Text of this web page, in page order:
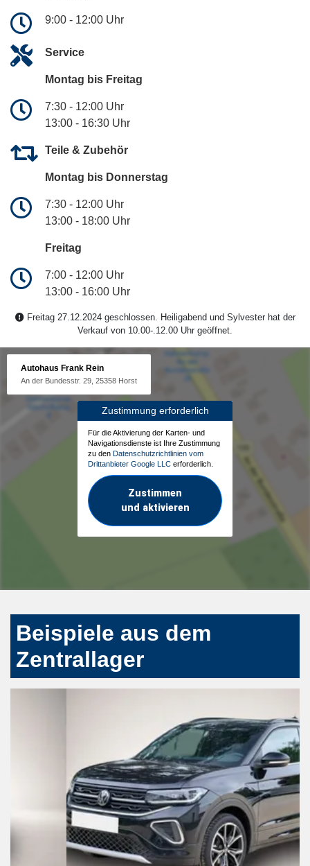
9:00 - 12:00 Uhr
Service
Montag bis Freitag
7:30 - 12:00 Uhr
13:00 - 16:30 Uhr
Teile & Zubehör
Montag bis Donnerstag
7:30 - 12:00 Uhr
13:00 - 18:00 Uhr
Freitag
7:00 - 12:00 Uhr
13:00 - 16:00 Uhr
Freitag 27.12.2024 geschlossen. Heiligabend und Sylvester hat der
Verkauf von 10.00-.12.00 Uhr geöffnet.
Autohaus Frank Rein
An der Bundesstr. 29, 25358 Horst
Zustimmung erforderlich
Für die Aktivierung der Karten- und
Navigationsdienste ist Ihre Zustimmung
zu den Datenschutzrichtlinien vom
Drittanbieter Google LLC erforderlich.
Zustimmen
und aktivieren
Beispiele aus dem
Zentrallager